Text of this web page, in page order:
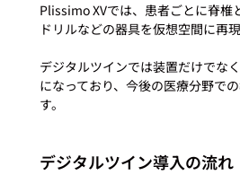
Plissimo XVでは、患者ごとに脊椎
ドリルなどの器具を仮想空間に再現
デジタルツインでは装置だけでな
になっており、今後の医療分野で
デジタルツイン導入の流れ